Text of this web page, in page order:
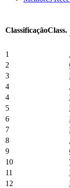
ClassificaçãoClass.
1
2
3
4
4
5
6
7
8
9
10
11
12